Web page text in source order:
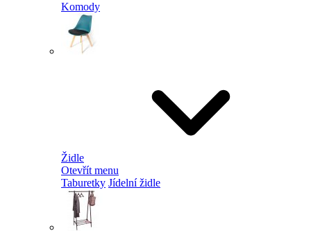
Komody
Židle
Otevřít menu
Taburetky Jídelní židle